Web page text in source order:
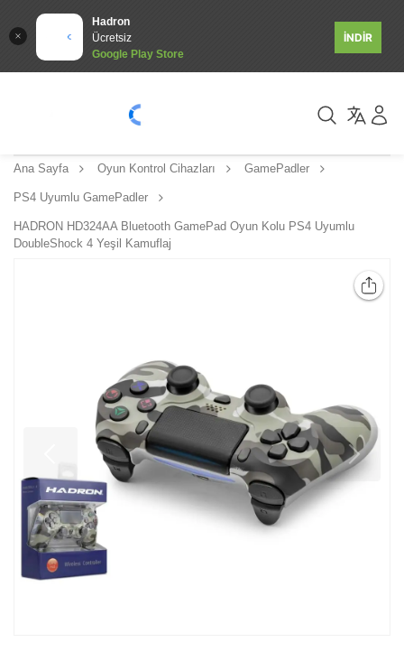
Hadron
Ücretsiz
Google Play Store
İNDİR
Ana Sayfa Oyun Kontrol Cihazları GamePadler
PS4 Uyumlu GamePadler
HADRON HD324AA Bluetooth GamePad Oyun Kolu PS4 Uyumlu
DoubleShock 4 Yeşil Kamuflaj